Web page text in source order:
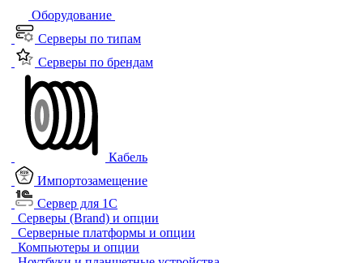
Оборудование
Серверы по типам
Серверы по брендам
Кабель
Импортозамещение
Сервер для 1С
Серверы (Brand) и опции
Серверные платформы и опции
Компьютеры и опции